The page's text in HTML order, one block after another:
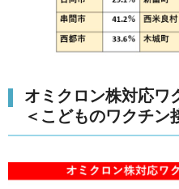
オミクロン株対応ワ
＜こどものワクチン